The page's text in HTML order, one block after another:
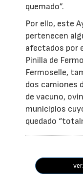
quemado”.
Por ello, este
pertenecen
afectados por
Pinilla de
Fermoselle,
dos camiones
de vacuno,
municipios
quedado